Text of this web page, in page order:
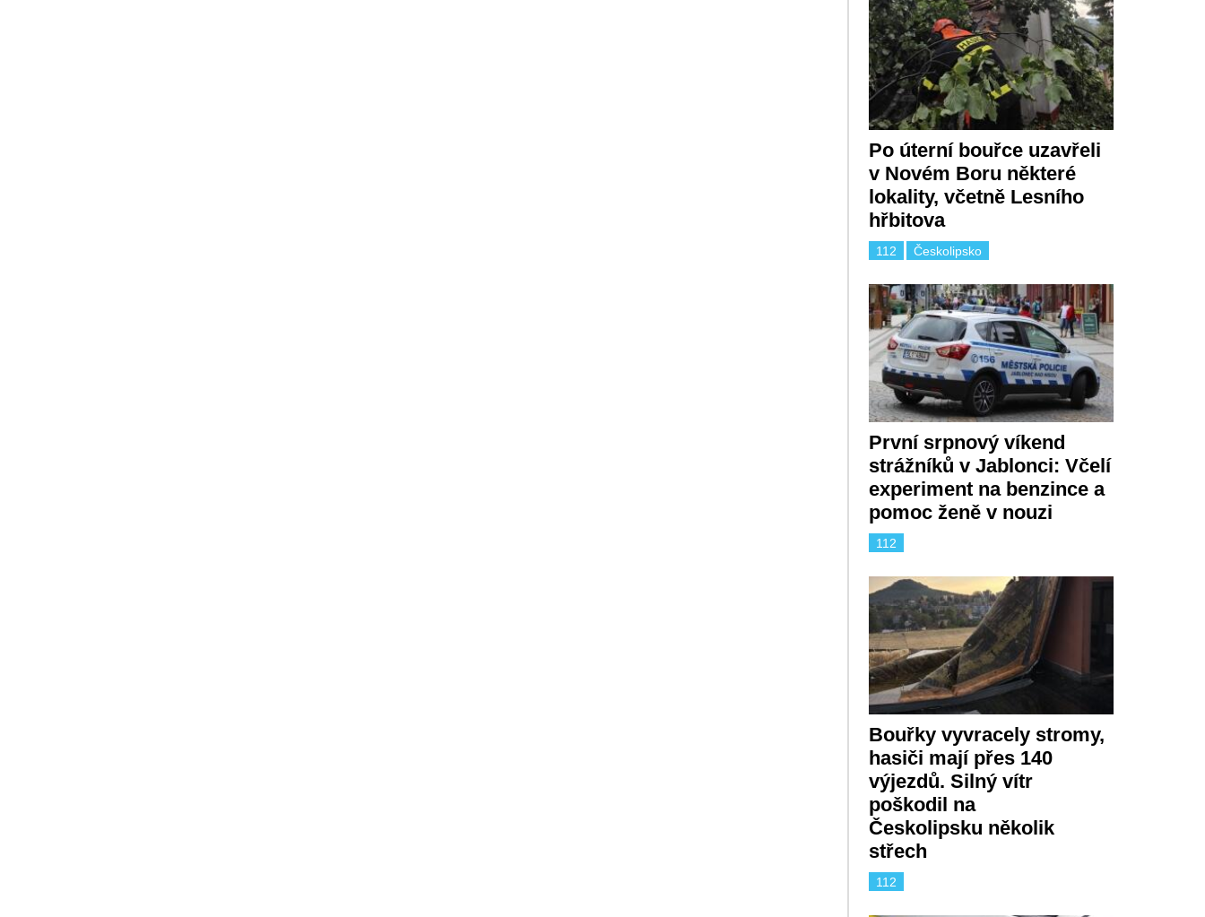
Po úterní bouřce uzavřeli
v Novém Boru některé
lokality, včetně Lesního
hřbitova
112 Českolipsko
První srpnový víkend
strážníků v Jablonci: Včelí
experiment na benzince a
pomoc ženě v nouzi
112
Bouřky vyvracely stromy,
hasiči mají přes 140
výjezdů. Silný vítr
poškodil na
Českolipsku několik
střech
112